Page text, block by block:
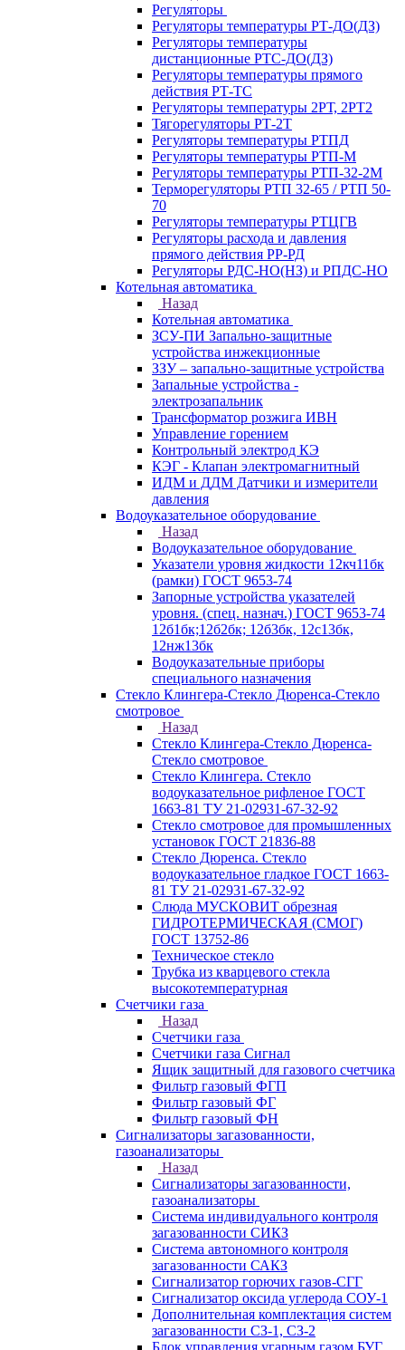
Регуляторы
Регуляторы температуры РТ-ДО(ДЗ)
Регуляторы температуры
дистанционные РТС-ДО(ДЗ)
Регуляторы температуры прямого
действия РТ-ТС
Регуляторы температуры 2РТ, 2РT2
Тягорегуляторы РТ-2Т
Регуляторы температуры РТПД
Регуляторы температуры РТП-M
Регуляторы температуры РТП-32-2М
Терморегуляторы РТП 32-65 / РТП 50-
70
Регуляторы температуры РТЦГВ
Регуляторы расхода и давления
прямого действия РР-РД
Регуляторы РДС-НО(НЗ) и РПДС-НО
Котельная автоматика
Назад
Котельная автоматика
ЗСУ-ПИ Запально-защитные
устройства инжекционные
ЗЗУ – запально-защитные устройства
Запальные устройства -
электрозапальник
Трансформатор розжига ИВН
Управление горением
Контрольный электрод КЭ
КЭГ - Клапан электромагнитный
ИДМ и ДДМ Датчики и измерители
давления
Водоуказательное оборудование
Назад
Водоуказательное оборудование
Указатели уровня жидкости 12кч11бк
(рамки) ГОСТ 9653-74
Запорные устройства указателей
уровня. (спец. назнач.) ГОСТ 9653-74
12б1бк;12б2бк; 12б3бк, 12с13бк,
12нж13бк
Водоуказательные приборы
специального назначения
Стекло Клингера-Стекло Дюренса-Стекло
смотровое
Назад
Стекло Клингера-Стекло Дюренса-
Стекло смотровое
Стекло Клингера. Стекло
водоуказательное рифленое ГОСТ
1663-81 ТУ 21-02931-67-32-92
Стекло смотровое для промышленных
установок ГОСТ 21836-88
Стекло Дюренса. Стекло
водоуказательное гладкое ГОСТ 1663-
81 ТУ 21-02931-67-32-92
Слюда МУСКОВИТ обрезная
ГИДРОТЕРМИЧЕСКАЯ (СМОГ)
ГОСТ 13752-86
Техническое стекло
Трубка из кварцевого стекла
высокотемпературная
Счетчики газа
Назад
Счетчики газа
Счетчики газа Сигнал
Ящик защитный для газового счетчика
Фильтр газовый ФГП
Фильтр газовый ФГ
Фильтр газовый ФН
Сигнализаторы загазованности,
газоанализаторы
Назад
Сигнализаторы загазованности,
газоанализаторы
Система индивидуального контроля
загазованности СИКЗ
Система автономного контроля
загазованности САКЗ
Сигнализатор горючих газов-СГГ
Сигнализатор оксида углерода СОУ-1
Дополнительная комплектация систем
загазованности СЗ-1, СЗ-2
Блок управления угарным газом БУГ